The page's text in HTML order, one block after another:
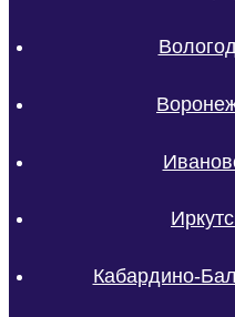
Кабардино-